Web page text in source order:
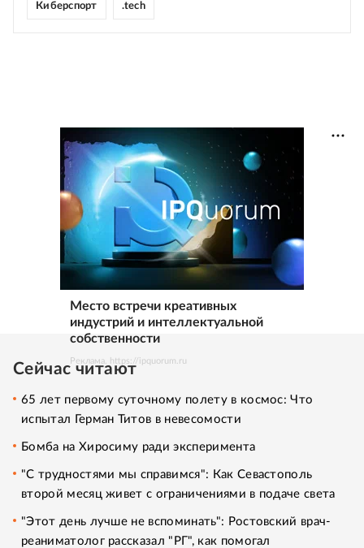
Киберспорт .tech
Место встречи креативных
индустрий и интеллектуальной
собственности
Реклама. https://ipquorum.ru
Сейчас читают
65 лет первому суточному полету в космос: Что
испытал Герман Титов в невесомости
Бомба на Хиросиму ради эксперимента
"С трудностями мы справимся": Как Севастополь
второй месяц живет с ограничениями в подаче света
"Этот день лучше не вспоминать": Ростовский врач-
реаниматолог рассказал "РГ", как помогал